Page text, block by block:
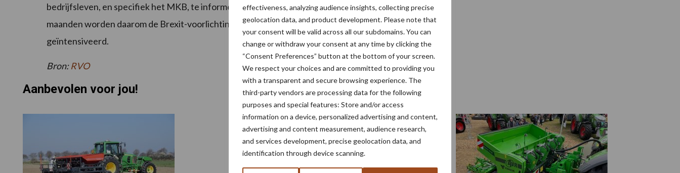
effectiveness, analyzing audience insights, collecting precise
geolocation data, and product development. Please note that
your consent will be valid across all our subdomains. You can
change or withdraw your consent at any time by clicking the
“Consent Preferences” button at the bottom of your screen.
We respect your choices and are committed to providing you
with a transparent and secure browsing experience. The
third-party vendors are processing data for the following
purposes and special features: Store and/or access
information on a device, personalized advertising and content,
advertising and content measurement, audience research,
and services development, precise geolocation data, and
identification through device scanning.
bedrijfsleven, en specifiek het MKB, te informeren over de risico’s van de Brexit. De komende
maanden worden daarom de Brexit-voorlichting en informatievoorziening voor ondernemers
geïntensiveerd.
Bron:RVO
Aanbevolen voor jou!